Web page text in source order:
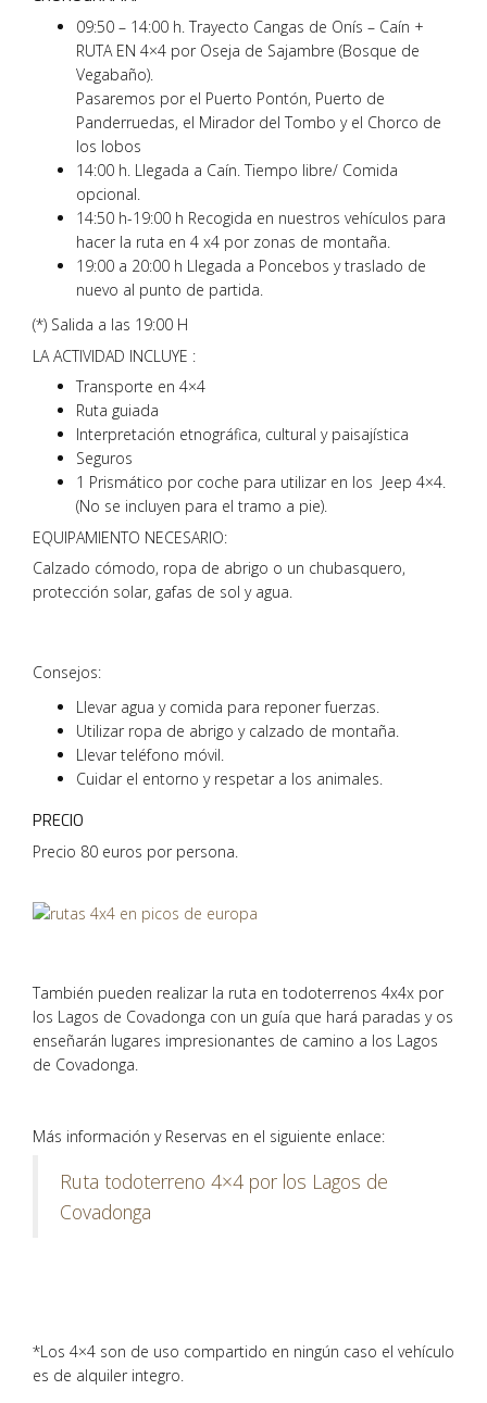
09:50 – 14:00 h. Trayecto Cangas de Onís – Caín +
RUTA EN 4×4 por Oseja de Sajambre (Bosque de
Vegabaño).
Pasaremos por el Puerto Pontón, Puerto de
Panderruedas, el Mirador del Tombo y el Chorco de
los lobos
14:00 h. Llegada a Caín. Tiempo libre/ Comida
opcional.
14:50 h-19:00 h Recogida en nuestros vehículos para
hacer la ruta en 4 x4 por zonas de montaña.
19:00 a 20:00 h Llegada a Poncebos y traslado de
nuevo al punto de partida.
(*) Salida a las 19:00 H
LA ACTIVIDAD INCLUYE :
Transporte en 4×4
Ruta guiada
Interpretación etnográfica, cultural y paisajística
Seguros
1 Prismático por coche para utilizar en los Jeep 4×4.
(No se incluyen para el tramo a pie).
EQUIPAMIENTO NECESARIO:
Calzado cómodo, ropa de abrigo o un chubasquero,
protección solar, gafas de sol y agua.
Consejos:
Llevar agua y comida para reponer fuerzas.
Utilizar ropa de abrigo y calzado de montaña.
Llevar teléfono móvil.
Cuidar el entorno y respetar a los animales.
PRECIO
Precio 80 euros por persona.
También pueden realizar la ruta en todoterrenos 4x4x por
los Lagos de Covadonga con un guía que hará paradas y os
enseñarán lugares impresionantes de camino a los Lagos
de Covadonga.
Más información y Reservas en el siguiente enlace:
Ruta todoterreno 4×4 por los Lagos de
Covadonga
*Los 4×4 son de uso compartido en ningún caso el vehículo
es de alquiler integro.